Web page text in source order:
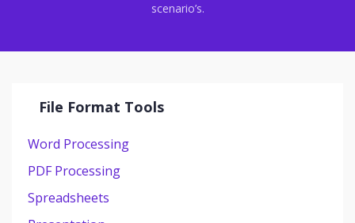
scenario’s.
File Format Tools
Word Processing
PDF Processing
Spreadsheets